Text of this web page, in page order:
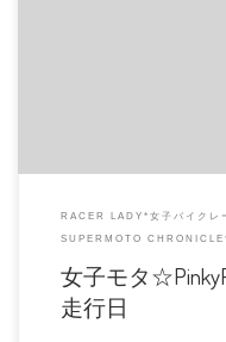
RACER LADY*女子バイクレ
SUPERMOTO
女子モタ
走行日